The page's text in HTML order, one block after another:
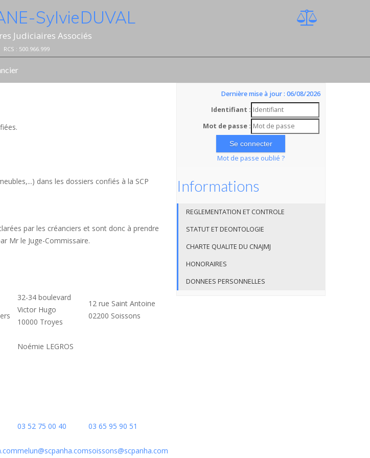
- Sylvie DUVAL
Judiciaires Associés
RCS : 500.966.999
dans les dossiers confiés à la SCP
par les créanciers et sont donc à prendre
Mr le Juge-Commissaire.
32-34 boulevard
Victor Hugo
10000 Troyes
12 rue Saint Antoine
02200 Soissons
Noémie LEGROS
03 52 75 00 40
03 65 95 90 51
melun@scpanha.comsoissons@scpanha.com
Dernière mise à jour : 06/08/2026
Identifiant :
Mot de passe :
Mot de passe oublié ?
Informations
REGLEMENTATION ET CONTROLE
STATUT ET DEONTOLOGIE
CHARTE QUALITE DU CNAJMJ
HONORAIRES
DONNEES PERSONNELLES